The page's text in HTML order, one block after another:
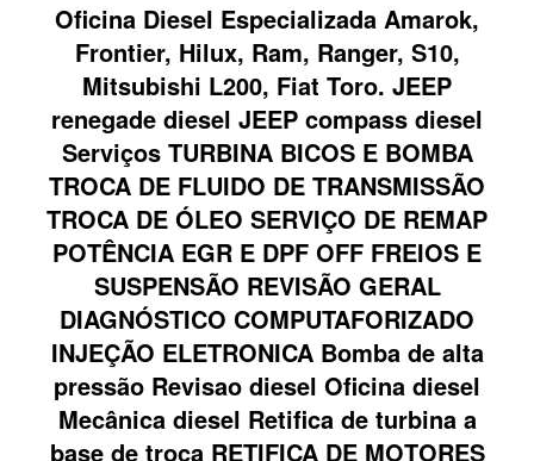
Oficina Diesel Especializada Amarok,
Frontier, Hilux, Ram, Ranger, S10,
Mitsubishi L200, Fiat Toro. JEEP
renegade diesel JEEP compass diesel
Serviços TURBINA BICOS E BOMBA
TROCA DE FLUIDO DE TRANSMISSÃO
TROCA DE ÓLEO SERVIÇO DE REMAP
POTÊNCIA EGR E DPF OFF FREIOS E
SUSPENSÃO REVISÃO GERAL
DIAGNÓSTICO COMPUTAFORIZADO
INJEÇÃO ELETRONICA Bomba de alta
pressão Revisao diesel Oficina diesel
Mecânica diesel Retifica de turbina a
base de troca RETIFICA DE MOTORES